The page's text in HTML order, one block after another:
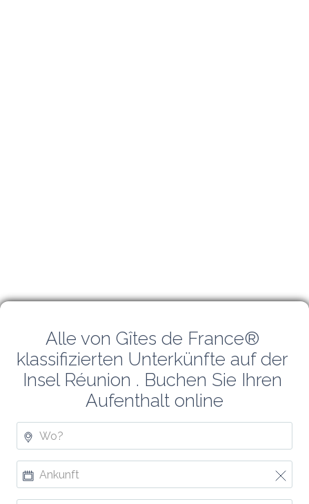
Alle von Gîtes de France®
klassifizierten Unterkünfte auf der
Insel Réunion . Buchen Sie Ihren
Aufenthalt online